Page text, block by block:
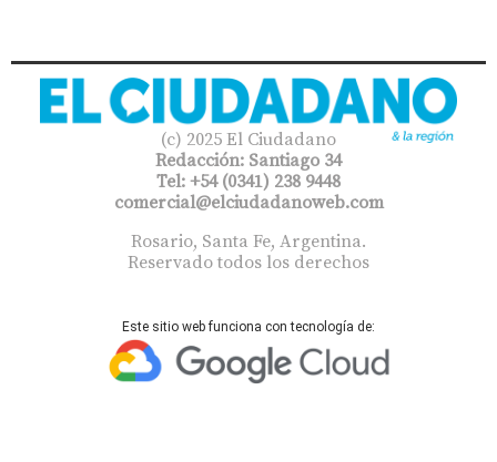
(c) 2025 El Ciudadano
Redacción: Santiago 34
Tel: +54 (0341) 238 9448
comercial@elciudadanoweb.com​
Rosario, Santa Fe, Argentina.
Reservado todos los derechos
Este sitio web funciona con tecnología de: